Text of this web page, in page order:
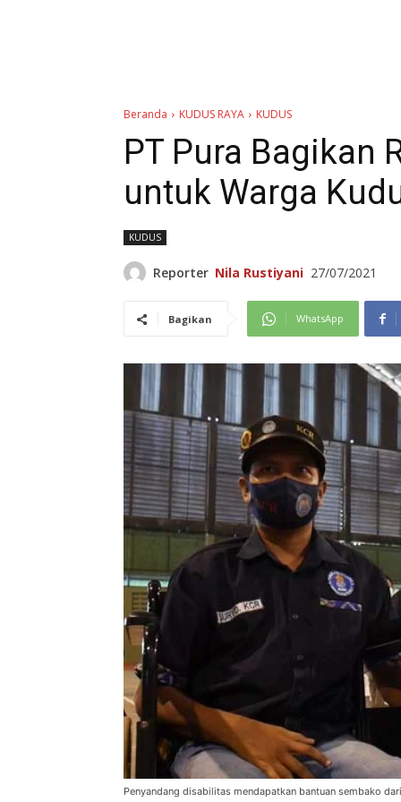
Beranda KUDUS RAYA KUDUS
PT Pura Bagikan
untuk Warga
KUDUS
Reporter Nila Rustiyani 27/07/2021
Bagikan WhatsApp
Penyandang disabilitas mendapatkan bantuan sembako